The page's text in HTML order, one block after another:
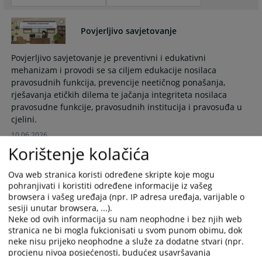
forward
to
with
the
calendar
and
select
a
date.
Press
question
mark
key
to
get
the
to
with
the
calendar
and
date.
Press
question
mark
key
to
get
the
Povjerljivo savjetovanje
Povjerljivo savjetovanje je preventivni i edukativni
mehanizam i provodi se sa ciljem edukacije nosilaca
pravosudnih funkcija, prevencije neetičnog ponašanja,
rješavanja etičkih dilema te jačanja integriteta nosilaca
pravosudne funkcije, pravosudnih institucija i pravosuđa u
cjelini.
10.06.2026.
Lista izabranih povjerljivih savjetnika u
pravosuđu Bosne i Hercegovine
Ovdje možete preuzeti i pogledati listu izabranih povjerljivih
savjetnika u pravosuđu u Bosni i Hercegovini.
08.04.2025.
Korištenje kolačića
Ova web stranica koristi određene skripte koje mogu
pohranjivati i koristiti određene informacije iz vašeg
browsera i vašeg uređaja (npr. IP adresa uređaja, varijable o
sesiji unutar browsera, ...).
Neke od ovih informacija su nam neophodne i bez njih web
stranica ne bi mogla fukcionisati u svom punom obimu, dok
neke nisu prijeko neophodne a služe za dodatne stvari (npr.
procjenu nivoa posjećenosti, budućeg usavršavanja